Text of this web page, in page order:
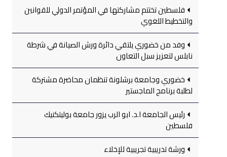
فلسطين تختتم مشاركتها في المؤتمر الدولي للقوانين
والتخطيط اللغوي
وفد من خضوري يلتقي دائرة ورش الصيانة في شرطة
نابلس لتعزيز سبل التعاون
خضوري وجامعة برشلونة تنظمان محاضرة مشتركة
لطلبة برنامج الماجستير
رئيس الجامعة ا.د. ابو الرب يزور جامعة بوليتكنيك
فلسطين
ورشة تدريبية تجريبية للإخلاء